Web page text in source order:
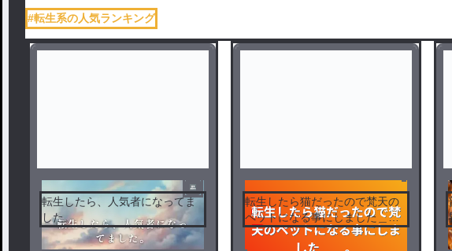
#転生系の人気ランキング
転生したら、人気者になってま
した。
転生したら猫だったので梵天の
ペットになる事にしました＿
＿。